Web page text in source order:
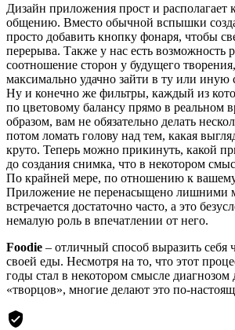
Дизайн приложения прост и располагает
общению. Вместо обычной вспышки
просто добавить кнопку фонаря, чтобы
перерыва. Также у нас есть возможность
соотношение сторон у будущего
максимально удачно зайти в ту или иную
Ну и конечно же фильтры, каждый из
по цветовому балансу прямо в реальном
образом, вам не обязательно делать
потом ломать голову над тем, какая
круто. Теперь можно прикинуть, какой
до создания снимка, что в некотором
По крайней мере, по отношению к
Приложение не перенасыщено лишними
встречается достаточно часто, а это
немалую роль в впечатлении от него.
Foodie – отличный способ выразить себя
своей еды. Несмотря на то, что этот
годы стал в некотором смысле диагнозом
«творцов», многие делают это по-